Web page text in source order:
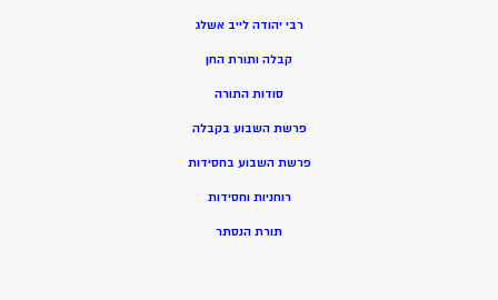
רבי יהודה לייב אשלג
קבלה ותורת החן
סודות התורה
פרשת השבוע בקבלה
פרשת השבוע בחסידות
רוחניות וחסידות
תורת הנסתר